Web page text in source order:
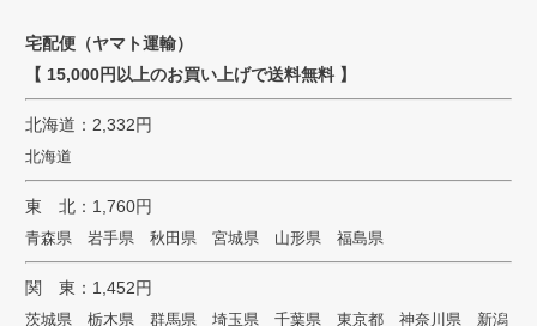
宅配便（ヤマト運輸）
【 15,000円以上のお買い上げで送料無料 】
北海道：2,332円
北海道
東 北：1,760円
青森県 岩手県 秋田県 宮城県 山形県 福島県
関 東：1,452円
茨城県 栃木県 群馬県 埼玉県 千葉県 東京都 神奈川県 新潟